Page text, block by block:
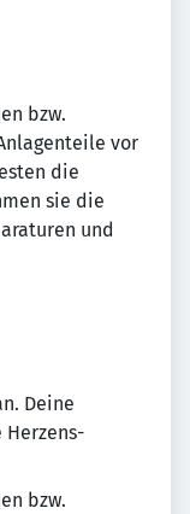
bzw.
vor
die
sie die
und
Deine
Herzens­
bzw.